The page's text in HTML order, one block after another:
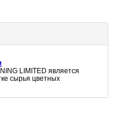
LIMITED является
сырья цветных